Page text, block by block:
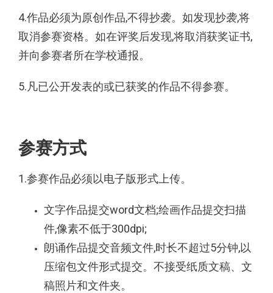
4.作品必须为原创作品,不得抄袭。如发现抄袭,将
取消参赛资格。如在评奖后发现,将取消获奖证书,
并向参赛者所在学校通报。
5.凡已公开发表的或已获奖的作品不得参赛。
参赛方式
1.参赛作品必须以电子版形式上传。
文字作品提交word文档;绘画作品提交扫描
件,像素不低于300dpi;
朗诵作品提交音频文件,时长不超过5分钟,以
压缩包文件形式提交。不接受纸质文稿、文
稿照片和文件夹。